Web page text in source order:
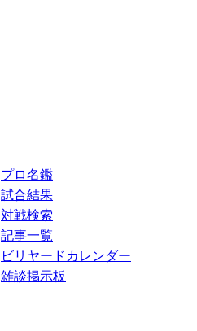
プロ名鑑
試合結果
対戦検索
記事一覧
ビリヤードカレンダー
雑談掲示板